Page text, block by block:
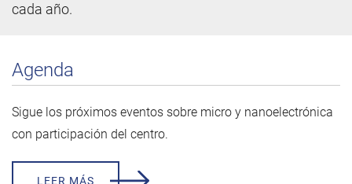
cada año.
Agenda
Sigue los próximos eventos sobre micro y nanoelectrónica
con participación del centro.
LEER MÁS